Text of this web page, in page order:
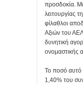
προσδοκία.
λειτουργίας
φίλαθλοι
Αξιών του
δυνητική
ονομαστικής
Το ποσό αυτό
1,40% του